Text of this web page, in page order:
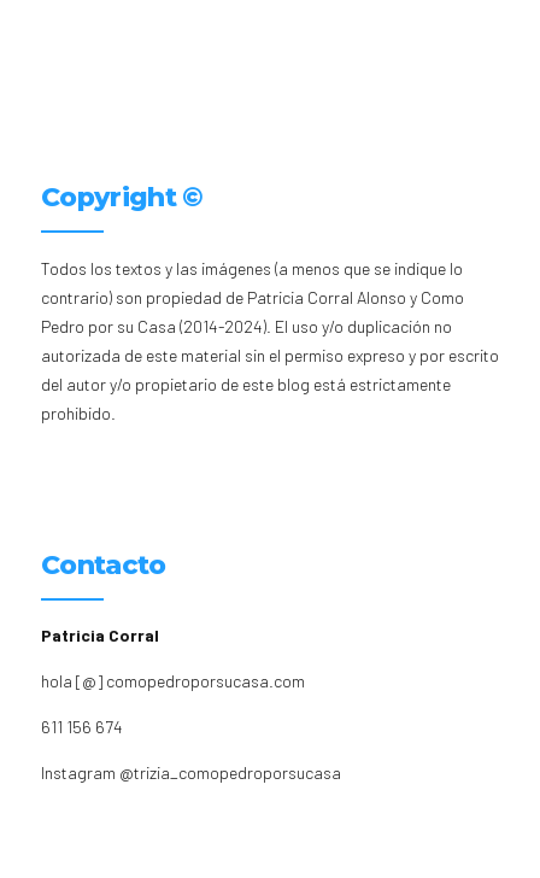
Copyright ©
Todos los textos y las imágenes (a menos que se indique lo
contrario) son propiedad de Patricia Corral Alonso y Como
Pedro por su Casa (2014-2024). El uso y/o duplicación no
autorizada de este material sin el permiso expreso y por escrito
del autor y/o propietario de este blog está estrictamente
prohibido.
Contacto
Patricia Corral
hola [@] comopedroporsucasa.com
611 156 674
Instagram @trizia_comopedroporsucasa